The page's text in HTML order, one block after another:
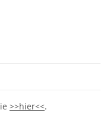
>>hier<<.